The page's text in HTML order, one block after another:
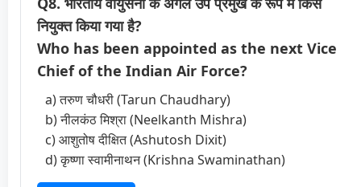
नियुक्त किया गया है?
Who has been appointed as the next Vice
Chief of the Indian Air Force?
a) तरुण चौधरी (Tarun Chaudhary)
b) नीलकंठ मिश्रा (Neelkanth Mishra)
c) आशुतोष दीक्षित (Ashutosh Dixit)
d) कृष्णा स्वामीनाथन (Krishna Swaminathan)